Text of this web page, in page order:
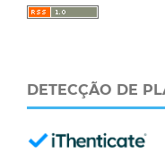
DETECÇÃO DE